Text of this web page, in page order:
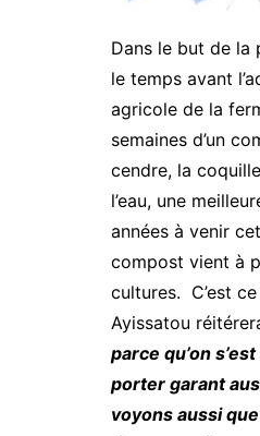
Dans le but de la
le temps avant
agricole de la
semaines d’un
cendre, la
l’eau, une
années à venir
compost vient à
cultures. C’est
Ayissatou
parce qu’on
porter garant
voyons aussi